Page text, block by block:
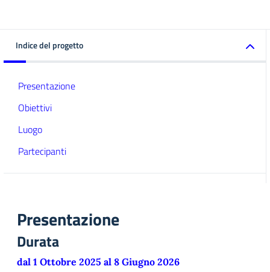
Indice del progetto
Presentazione
Obiettivi
Luogo
Partecipanti
Presentazione
Durata
dal 1 Ottobre 2025 al 8 Giugno 2026